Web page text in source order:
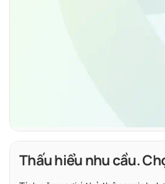
Thấu hiểu nhu cầu.